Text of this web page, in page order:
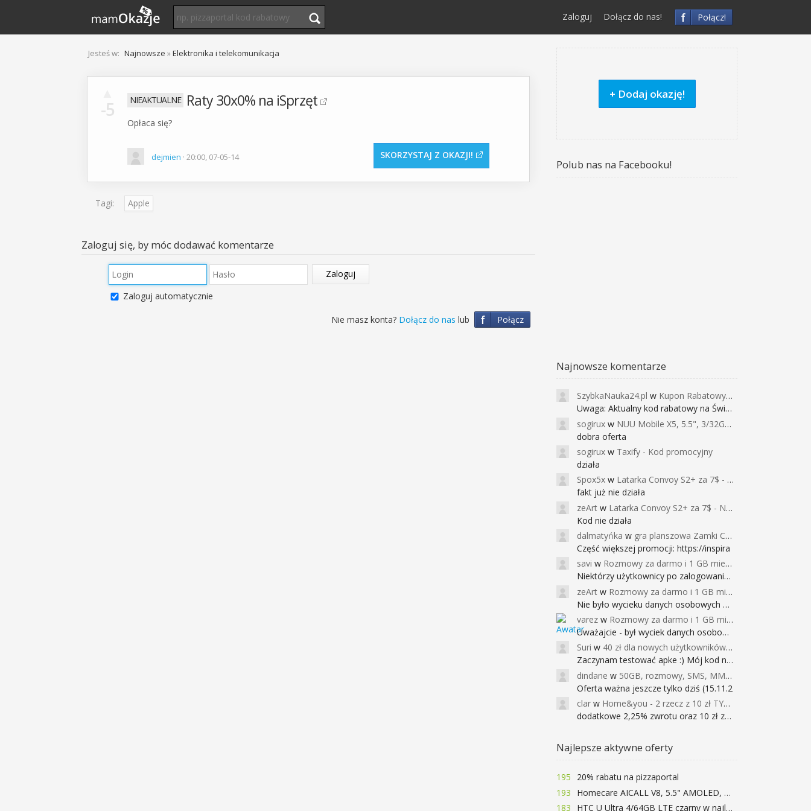
f Połącz!
Zaloguj Dołącz do nas!
Jesteś w: Najnowsze »Elektronika i telekomunikacja
-5 Raty 30x0% na iSprzęt
Opłaca się?
dejmien · 20:00, 07-05-14 SKORZYSTAJ Z OKAZJI
Tagi: Apple
Zaloguj się, by móc dodawać komentarze
Zaloguj
Zaloguj automatycznie
f Połącz
Nie masz konta? Dołącz do nas lub
+ Dodaj okazję!
Polub nas na Facebooku!
Najnowsze komentarze
SzybkaNauka24.pl w Kupon Rabatowy na Kurs Angielskiego dla Dzieci - FunEnglish
Uwaga: Aktualny kod rabatowy na Święta (
sogirux w NUU Mobile X5, 5.5", 3/32GB, czujnik linii papilarnych, 2950mAh, aparat 13MP za 267zł - Banggood
dobra oferta
sogirux w Taxify - Kod promocyjny
działa
Spox5x w Latarka Convoy S2+ za 7$ - Najniższa cena od 2017r
fakt już nie działa
zeArt w Latarka Convoy S2+ za 7$ - Najniższa cena od 2017r
Kod nie działa
dalmatyńka w gra planszowa Zamki Caladale za 39zł
Część większej promocji: https://inspira
savi w Rozmowy za darmo i 1 GB miesięcznie
Niektórzy użytkownicy po zalogowaniu do
zeArt w Rozmowy za darmo i 1 GB miesięcznie
Nie było wycieku danych osobowych a nieo
varez w Rozmowy za darmo i 1 GB miesięcznie
Uważajcie - był wyciek danych osobowych
Suri w 40 zł dla nowych użytkowników Google Pay (dawniej Android Pay)
Zaczynam testować apke :) Mój kod na 40
dindane w 50GB, rozmowy, SMS, MMS bez limitu przez 6 miesięcy za darmo za przeniesienie numeru do Play NEXT
Oferta ważna jeszcze tylko dziś (15.11.2
clar w Home&you - 2 rzecz z 10 zł TYLKO DZISIAJ
dodatkowe 2,25% zwrotu oraz 10 zł za r
Najlepsze aktywne oferty
195
20% rabatu na pizzaportal
193
Homecare AICALL V8, 5.5" AMOLED, 4/128GB, Snapdragon 652, LTE, QC3.0, 3400mAh za 416zł
183
HTC U Ultra 4/64GB LTE czarny w najlepszej cenie na rynku 799 zł!!!